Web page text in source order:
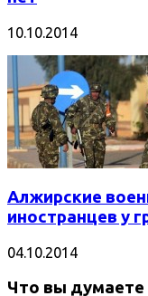
10.10.2014
Алжирские
иностранцев у
04.10.2014
Что вы думаете